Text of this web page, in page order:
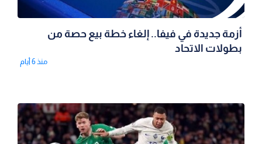
أزمة جديدة في فيفا.. إلغاء خطة بيع حصة من
بطولات الاتحاد
منذ 6 أيام